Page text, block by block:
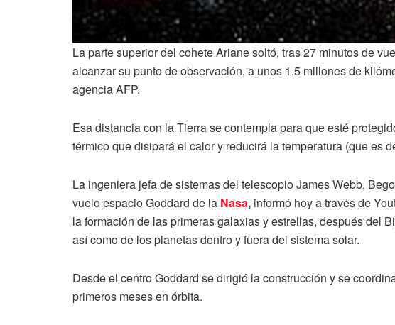
La parte superior del cohete Ariane soltó, tras 27 minutos de
alcanzar su punto de observación, a unos 1,5 millones de
agencia AFP.
Esa distancia con la Tierra se contempla para que esté
térmico que disipará el calor y reducirá la temperatura (que es
La ingeniera jefa de sistemas del telescopio James Webb,
vuelo espacio Goddard de la Nasa, informó hoy a través de
la formación de las primeras galaxias y estrellas, después del
así como de los planetas dentro y fuera del sistema solar.
Desde el centro Goddard se dirigió la construcción y se
primeros meses en órbita.